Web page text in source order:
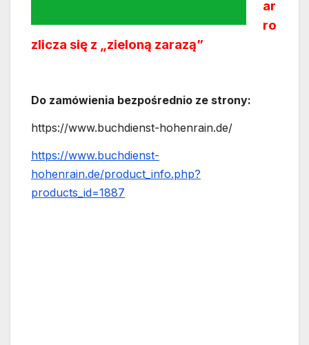
ar
ro
zlicza się z „zieloną zarazą”
Do zamówienia bezpośrednio ze strony:
https://www.buchdienst-hohenrain.de/
https://www.buchdienst-
hohenrain.de/product_info.php?
products_id=1887